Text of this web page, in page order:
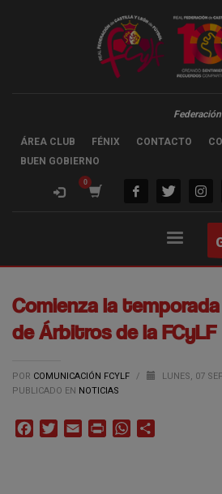
ÁREA CLUB FÉNIX CONTACTO
BUEN GOBIERNO
Comienza la
de Árbitros de la FCyLF
POR COMUNICACIÓN FCYLF / LUNES, 07
PUBLICADO EN NOTICIAS
FacebookTwitterEmail Print WhatsApp